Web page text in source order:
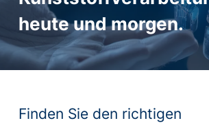
heute und morgen.
Finden Sie den richtigen